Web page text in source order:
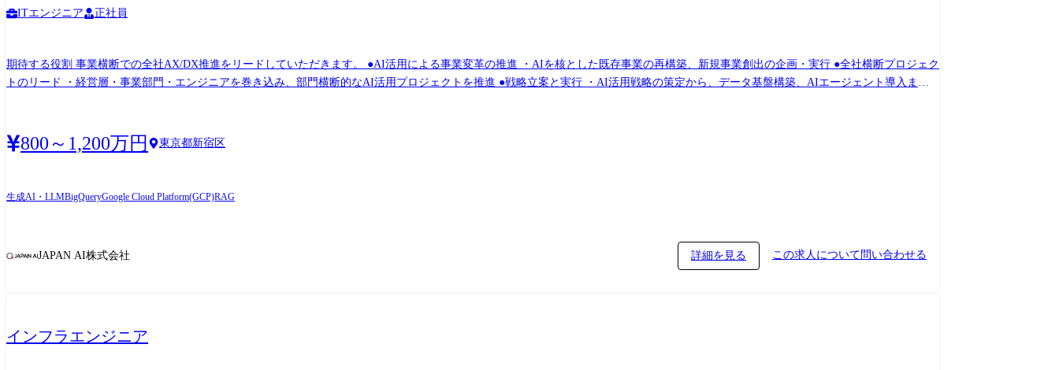
ITエンジニア 正社員
期待する役割 事業横断での全社AX/DX推進をリードしていただきます。 ●AI活用による事業変革の推進 ・AIを核とした既存事業の再構築、新規事業創出の企画・実行 ●全社横断プロジェク
トのリード ・経営層・事業部門・エンジニアを巻き込み、部門横断的なAI活用プロジェクトを推進 ●戦略立案と実行 ・AI活用戦略の策定から、データ基盤構築、AIエージェント導入まで
定と進捗管理 ●AIエージェントによる業務自律化の推進 ・業務プロセス全体を俯瞰し、AI活用による自律化領域を特定 ・AIエージェントの企画・構築・導入を推進 ・全社AI内製化体制の
構築とトレーニング実施 ●AIデータ基盤の設計・構築 ・データモデル設計とアーキテクチャ最適化 ・AIを最大に活かしたデータ連携基盤の構築推進 ・データ統合・クレンジング方針策定
の構築 チーム体制 AXDX担当:現在3名(コンサル含む)在籍しています。 AXDX推進PJ:事業含め約30名 ※AXDX担当は、事業メンバーを取りまとめ、推進していく役割を担います。 従事すべ
800～1,200万円 東京都新宿区
生成AI・LLMBigQueryGoogle Cloud Platform(GCP)RAG
JAPAN AI株式会社 詳細を見る この求人について問い合わせる
インフラエンジニア